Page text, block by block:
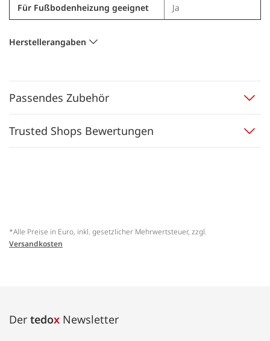
Für Fußbodenheizung geeignet Ja
Herstellerangaben
Passendes Zubehör
Trusted Shops Bewertungen
*Alle Preise in Euro, inkl. gesetzlicher Mehrwertsteuer, zzgl.
Versandkosten
Der tedox Newsletter